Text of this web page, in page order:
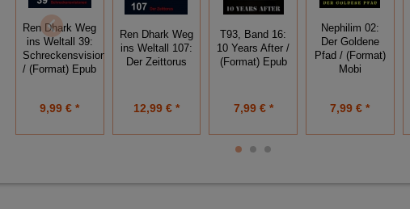
Ren Dhark Weg
ins Weltall 39:
Schreckensvisionen
/ (Format) Epub
9,99 € *
Ren Dhark Weg
ins Weltall 107:
Der Zeittorus
12,99 € *
T93, Band 16:
10 Years After /
(Format) Epub
7,99 € *
Nephilim 02:
Der Goldene
Pfad / (Format)
Mobi
7,99 € *